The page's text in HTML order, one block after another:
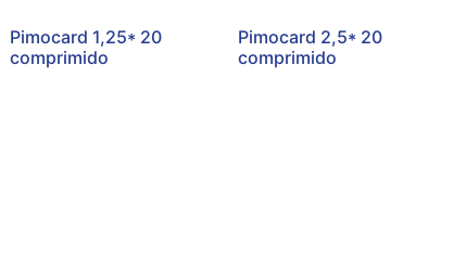
Pimocard 1,25* 20
comprimido
Pimocard 2,5* 20
comprimido